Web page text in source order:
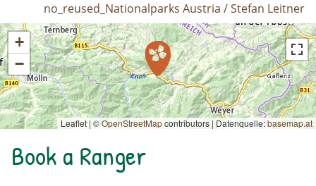
no_reused_Nationalparks Austria / Stefan Leitner
+
−
Leaflet | ©OpenStreetMapcontributors | Datenquelle:basemap.at
Book a Ranger